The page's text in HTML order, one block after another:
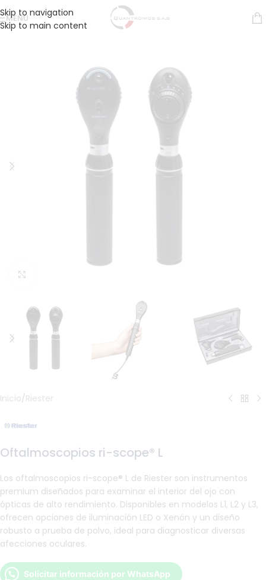
Skip to navigation
Skip to main content
MENÚ
Inicio/Riester
Oftalmoscopios ri-scope® L
Los oftalmoscopios ri-scope® L de Riester son instrumentos
premium diseñados para examinar el interior del ojo con
ópticas de alto rendimiento. Disponibles en modelos L1, L2 y L3,
ofrecen opciones de iluminación LED o Xenón y un diseño
robusto a prueba de polvo, ideal para diagnosticar diversas
afecciones oculares.
Solicitar información por WhatsApp